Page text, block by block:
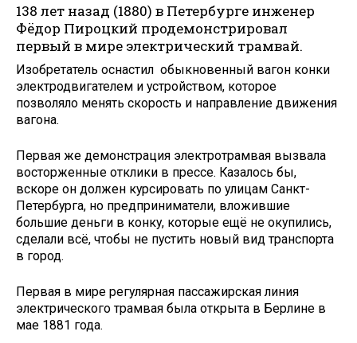
138 лет назад (1880) в Петербурге инженер
Фёдор Пироцкий продемонстрировал
первый в мире электрический трамвай.
Изобретатель оснастил обыкновенный вагон конки
электродвигателем и устройством, которое
позволяло менять скорость и направление движения
вагона.
Первая же демонстрация электротрамвая вызвала
восторженные отклики в прессе. Казалось бы,
вскоре он должен курсировать по улицам Санкт-
Петербурга, но предприниматели, вложившие
большие деньги в конку, которые ещё не окупились,
сделали всё, чтобы не пустить новый вид транспорта
в город.
Первая в мире регулярная пассажирская линия
электрического трамвая была открыта в Берлине в
мае 1881 года.